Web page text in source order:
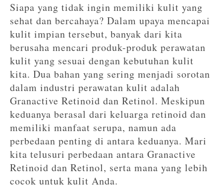
Siapa yang tidak ingin memiliki kulit yang
sehat dan bercahaya? Dalam upaya mencapai
kulit impian tersebut, banyak dari kita
berusaha mencari produk-produk perawatan
kulit yang sesuai dengan kebutuhan kulit
kita. Dua bahan yang sering menjadi sorotan
dalam industri perawatan kulit adalah
Granactive Retinoid dan Retinol. Meskipun
keduanya berasal dari keluarga retinoid dan
memiliki manfaat serupa, namun ada
perbedaan penting di antara keduanya. Mari
kita telusuri perbedaan antara Granactive
Retinoid dan Retinol, serta mana yang lebih
cocok untuk kulit Anda.